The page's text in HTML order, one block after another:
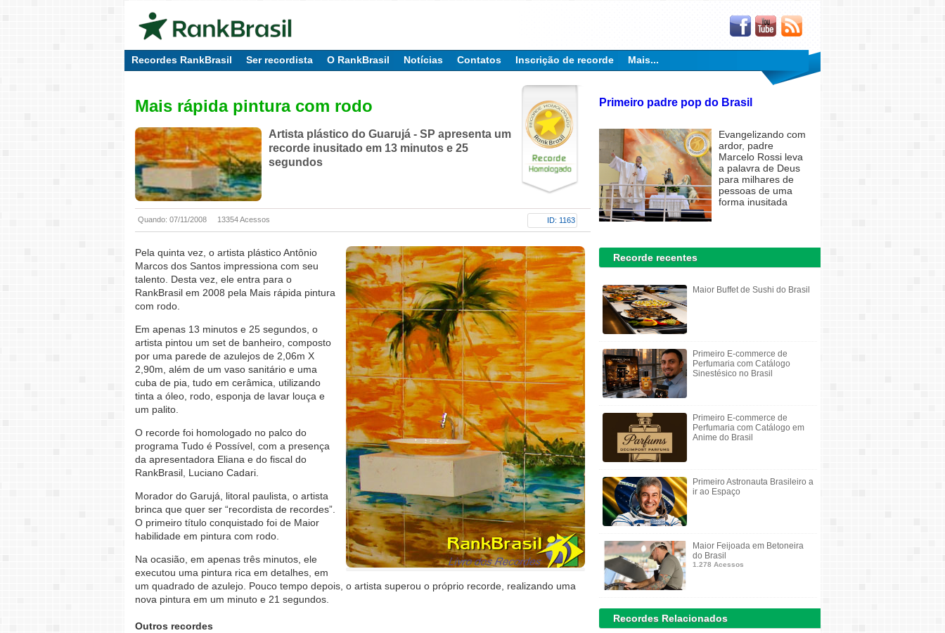
Recordes RankBrasil Ser recordista O RankBrasil Notícias Contatos Inscrição de recorde Mais...
Mais rápida pintura com rodo
Artista plástico do Guarujá - SP apresenta um
recorde inusitado em 13 minutos e 25
segundos
Quando: 07/11/2008 13354 Acessos ID: 1163
Pela quinta vez, o artista plástico Antônio
Marcos dos Santos impressiona com seu
talento. Desta vez, ele entra para o
RankBrasil em 2008 pela Mais rápida pintura
com rodo.
Em apenas 13 minutos e 25 segundos, o
artista pintou um set de banheiro, composto
por uma parede de azulejos de 2,06m X
2,90m, além de um vaso sanitário e uma
cuba de pia, tudo em cerâmica, utilizando
tinta a óleo, rodo, esponja de lavar louça e
um palito.
O recorde foi homologado no palco do
programa Tudo é Possível, com a presença
da apresentadora Eliana e do fiscal do
RankBrasil, Luciano Cadari.
Morador do Garujá, litoral paulista, o artista
brinca que quer ser “recordista de recordes”.
O primeiro título conquistado foi de Maior
habilidade em pintura com rodo.
Na ocasião, em apenas três minutos, ele
executou uma pintura rica em detalhes, em
um quadrado de azulejo. Pouco tempo depois, o artista superou o próprio recorde, realizando uma
nova pintura em um minuto e 21 segundos.
Outros recordes
Primeiro padre pop do Brasil
Evangelizando com
ardor, padre
Marcelo Rossi leva
a palavra de Deus
para milhares de
pessoas de uma
forma inusitada
Recorde recentes
Maior Buffet de Sushi do Brasil
Primeiro E-commerce de
Perfumaria com Catálogo
Sinestésico no Brasil
Primeiro E-commerce de
Perfumaria com Catálogo em
Anime do Brasil
Primeiro Astronauta Brasileiro a
ir ao Espaço
Maior Feijoada em Betoneira
do Brasil
1.278 Acessos
Recordes Relacionados